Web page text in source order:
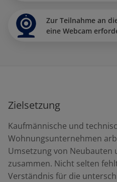
Zur Teilnahme an
eine Webcam
Zielsetzung
Kaufmännische und
Wohnungsunternehmen
Umsetzung von
zusammen. Nicht selten
Verständnis für die